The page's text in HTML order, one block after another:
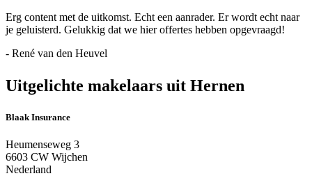
Erg content met de uitkomst. Echt een aanrader. Er wordt echt naar
je geluisterd. Gelukkig dat we hier offertes hebben opgevraagd!
- René van den Heuvel
Uitgelichte makelaars uit Hernen
Blaak Insurance
Heumenseweg 3
6603 CW Wijchen
Nederland